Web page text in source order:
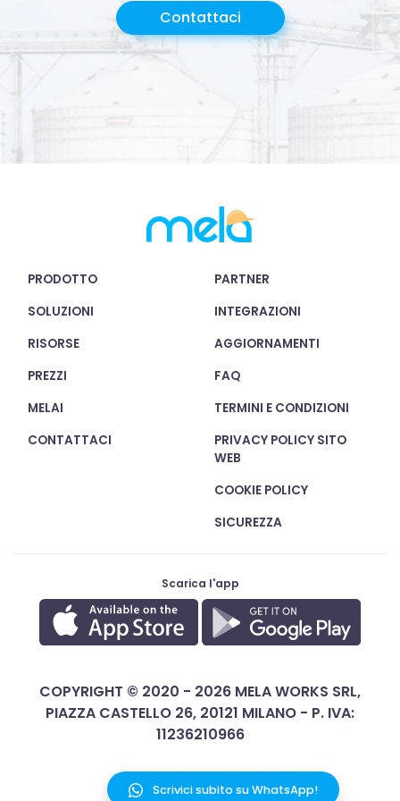
Contattaci
PRODOTTO
SOLUZIONI
RISORSE
PREZZI
MELAI
CONTATTACI
PARTNER
INTEGRAZIONI
AGGIORNAMENTI
FAQ
TERMINI E CONDIZIONI
PRIVACY POLICY SITO
WEB
COOKIE POLICY
SICUREZZA
Scarica l'app
COPYRIGHT © 2020 - 2026 MELA WORKS SRL,
PIAZZA CASTELLO 26, 20121 MILANO - P. IVA:
11236210966
Scrivici subito su WhatsApp!